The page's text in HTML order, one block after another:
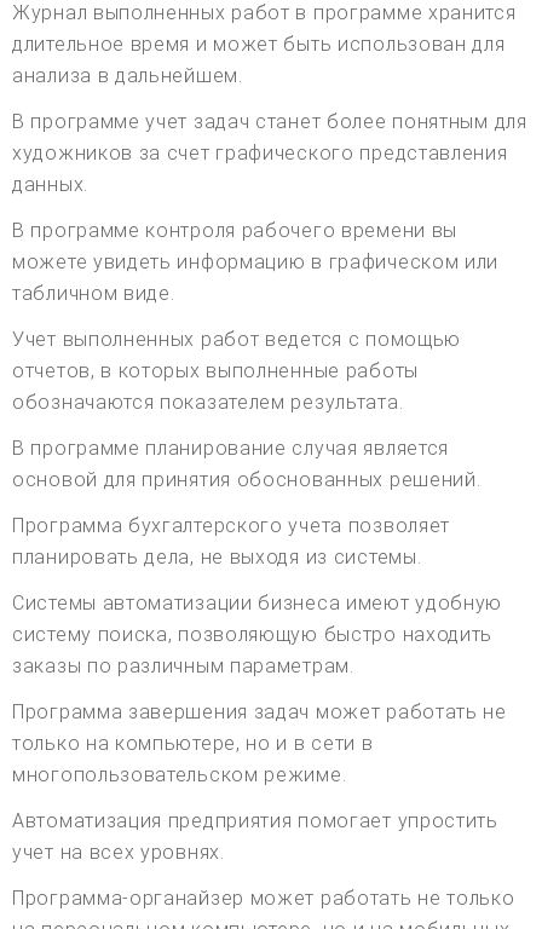
Журнал выполненных работ в программе хранится
длительное время и может быть использован для
анализа в дальнейшем.
В программе учет задач станет более понятным для
художников за счет графического представления
данных.
В программе контроля рабочего времени вы
можете увидеть информацию в графическом или
табличном виде.
Учет выполненных работ ведется с помощью
отчетов, в которых выполненные работы
обозначаются показателем результата.
В программе планирование случая является
основой для принятия обоснованных решений.
Программа бухгалтерского учета позволяет
планировать дела, не выходя из системы.
Системы автоматизации бизнеса имеют удобную
систему поиска, позволяющую быстро находить
заказы по различным параметрам.
Программа завершения задач может работать не
только на компьютере, но и в сети в
многопользовательском режиме.
Автоматизация предприятия помогает упростить
учет на всех уровнях.
Программа-органайзер может работать не только